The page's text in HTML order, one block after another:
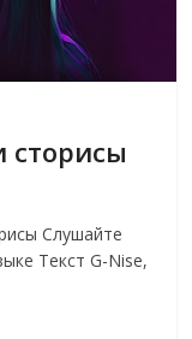
сторисы
Слушайте
Текст G-Nise,